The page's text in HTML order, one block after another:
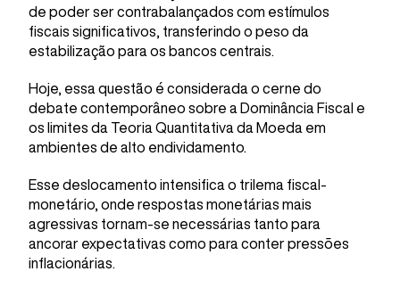
de poder ser contrabalançados com estímulos
fiscais significativos, transferindo o peso da
estabilização para os bancos centrais.
Hoje, essa questão é considerada o cerne do
debate contemporâneo sobre a Dominância Fiscal e
os limites da Teoria Quantitativa da Moeda em
ambientes de alto endividamento.
Esse deslocamento intensifica o trilema fiscal-
monetário, onde respostas monetárias mais
agressivas tornam-se necessárias tanto para
ancorar expectativas como para conter pressões
inflacionárias.